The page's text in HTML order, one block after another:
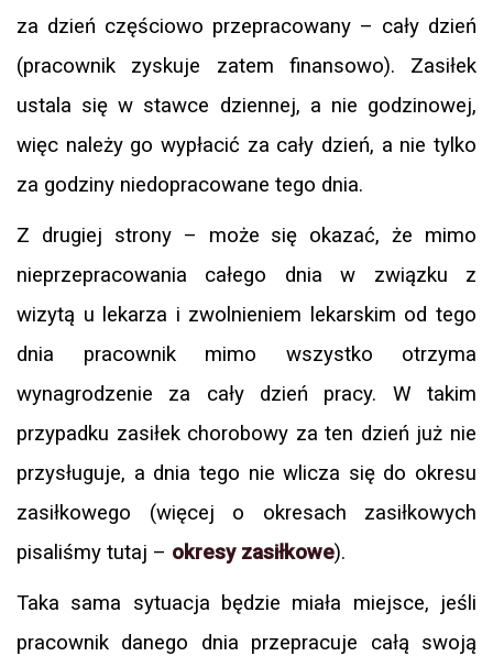
za dzień częściowo przepracowany – cały dzień
(pracownik zyskuje zatem finansowo). Zasiłek
ustala się w stawce dziennej, a nie godzinowej,
więc należy go wypłacić za cały dzień, a nie tylko
za godziny niedopracowane tego dnia.
Z drugiej strony – może się okazać, że mimo
nieprzepracowania całego dnia w związku z
wizytą u lekarza i zwolnieniem lekarskim od tego
dnia pracownik mimo wszystko otrzyma
wynagrodzenie za cały dzień pracy. W takim
przypadku zasiłek chorobowy za ten dzień już nie
przysługuje, a dnia tego nie wlicza się do okresu
zasiłkowego (więcej o okresach zasiłkowych
pisaliśmy tutaj – okresy zasiłkowe).
Taka sama sytuacja będzie miała miejsce, jeśli
pracownik danego dnia przepracuje całą swoją